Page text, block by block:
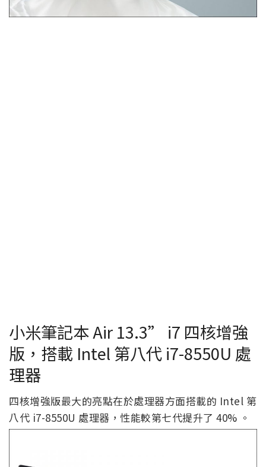
小米筆記本 Air 13.3” i7 四核增強
版，搭載 Intel 第八代 i7-8550U 處
理器
四核增強版最大的亮點在於處理器方面搭載的 Intel 第
八代 i7-8550U 處理器，性能較第七代提升了 40% 。